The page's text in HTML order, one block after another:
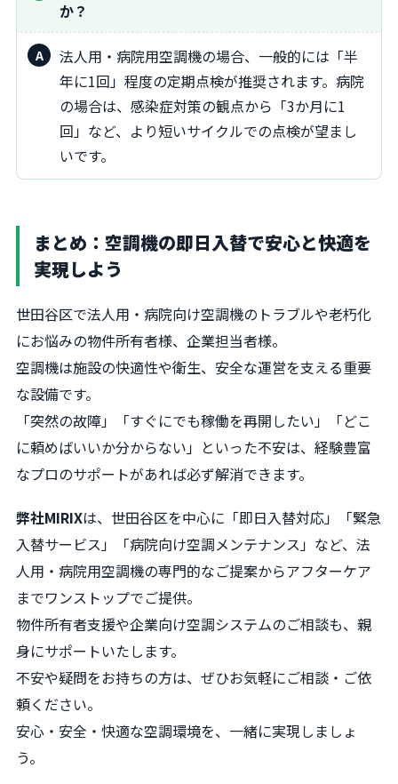
か？
法人用・病院用空調機の場合、一般的には「半
年に1回」程度の定期点検が推奨されます。病院
の場合は、感染症対策の観点から「3か月に1
回」など、より短いサイクルでの点検が望まし
いです。
まとめ：空調機の即日入替で安心と快適を
実現しよう
世田谷区で法人用・病院向け空調機のトラブルや老朽化
にお悩みの物件所有者様、企業担当者様。
空調機は施設の快適性や衛生、安全な運営を支える重要
な設備です。
「突然の故障」「すぐにでも稼働を再開したい」「どこ
に頼めばいいか分からない」といった不安は、経験豊富
なプロのサポートがあれば必ず解消できます。
弊社MIRIXは、世田谷区を中心に「即日入替対応」「緊急
入替サービス」「病院向け空調メンテナンス」など、法
人用・病院用空調機の専門的なご提案からアフターケア
までワンストップでご提供。
物件所有者支援や企業向け空調システムのご相談も、親
身にサポートいたします。
不安や疑問をお持ちの方は、ぜひお気軽にご相談・ご依
頼ください。
安心・安全・快適な空調環境を、一緒に実現しましょ
う。